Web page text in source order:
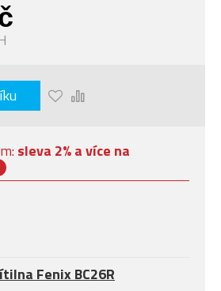
sleva 2% a více na
Fenix BC26R